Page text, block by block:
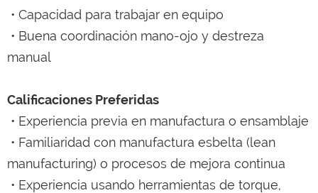
• Capacidad para trabajar en equipo
• Buena coordinación mano-ojo y destreza
manual
Calificaciones Preferidas
• Experiencia previa en manufactura o ensamblaje
• Familiaridad con manufactura esbelta (lean
manufacturing) o procesos de mejora continua
• Experiencia usando herramientas de torque,